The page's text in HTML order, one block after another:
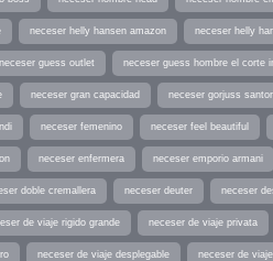
neceser helly hansen amazon neceser helly
neceser guess outlet neceser guess hombre el corte
neceser gran capacidad neceser gorjuss
neceser femenino neceser feel beautiful
neceser enfermera neceser emporio armani
doble cremallera neceser deuter neceser
de viaje rigido grande neceser de viaje privata
neceser de viaje desplegable neceser de